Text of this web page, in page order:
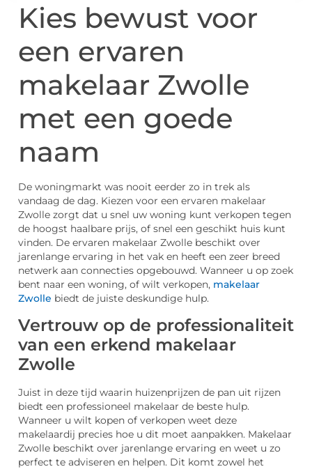
Kies bewust voor
een ervaren
makelaar Zwolle
met een goede
naam
De woningmarkt was nooit eerder zo in trek als
vandaag de dag. Kiezen voor een ervaren makelaar
Zwolle zorgt dat u snel uw woning kunt verkopen tegen
de hoogst haalbare prijs, of snel een geschikt huis kunt
vinden. De ervaren makelaar Zwolle beschikt over
jarenlange ervaring in het vak en heeft een zeer breed
netwerk aan connecties opgebouwd. Wanneer u op zoek
bent naar een woning, of wilt verkopen, makelaar
Zwolle biedt de juiste deskundige hulp.
Vertrouw op de professionaliteit
van een erkend makelaar
Zwolle
Juist in deze tijd waarin huizenprijzen de pan uit rijzen
biedt een professioneel makelaar de beste hulp.
Wanneer u wilt kopen of verkopen weet deze
makelaardij precies hoe u dit moet aanpakken. Makelaar
Zwolle beschikt over jarenlange ervaring en weet u zo
perfect te adviseren en helpen. Dit komt zowel het